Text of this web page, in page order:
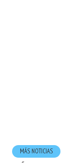
MÁS NOTICIAS